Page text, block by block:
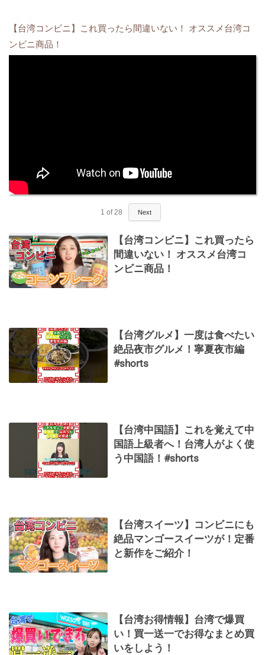
【台湾コンビニ】これ買ったら間違いない！ オススメ台湾コ
ンビニ商品！
1 of 28 Next
【台湾コンビニ】これ買ったら
間違いない！ オススメ台湾コ
ンビニ商品！
【台湾グルメ】一度は食べたい
絶品夜市グルメ！寧夏夜市編
#shorts
【台湾中国語】これを覚えて中
国語上級者へ！台湾人がよく使
う中国語！#shorts
【台湾スイーツ】コンビニにも
絶品マンゴースイーツが！定番
と新作をご紹介！
【台湾お得情報】台湾で爆買
い！買一送一でお得なまとめ買
いをしよう！